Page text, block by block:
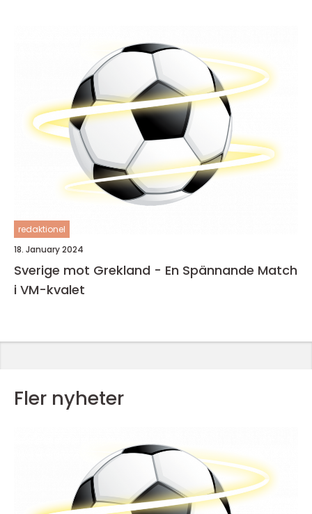
redaktionel
18. January 2024
Sverige mot Grekland - En Spännande Match
i VM-kvalet
Fler nyheter